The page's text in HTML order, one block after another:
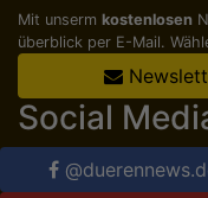
Mit unserm kostenlosen
überblick per E-Mail.
Social